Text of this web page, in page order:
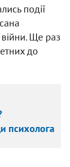
події
війни. Ще раз
до
психолога